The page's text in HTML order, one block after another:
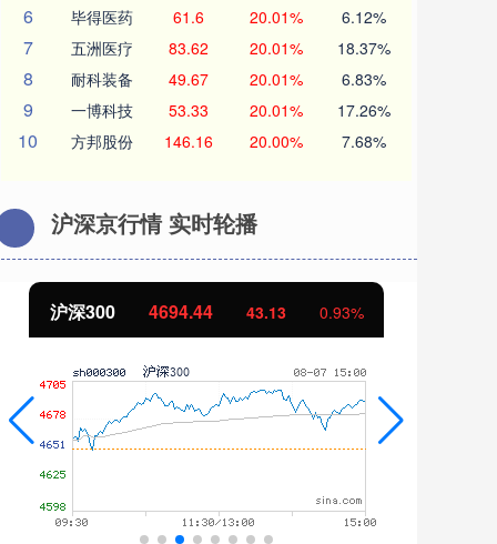
6 毕得医药 61.6 20.01% 6.12%
7 五洲医疗 83.62 20.01% 18.37%
8 耐科装备 49.67 20.01% 6.83%
9 一博科技 53.33 20.01% 17.26%
10 方邦股份 146.16 20.00% 7.68%
沪深京行情 实时轮播
北证50 1134.24 11.37 1.01%